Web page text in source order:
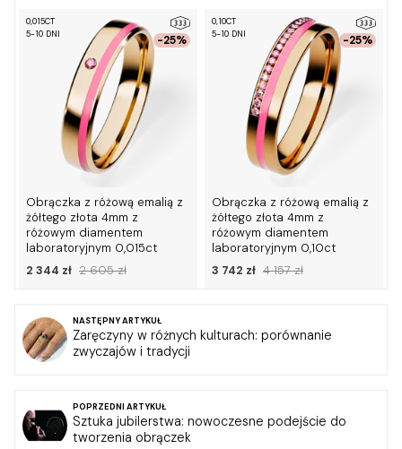
-25%
0,015CT
5-10 DNI
Obrączka z różową emalią z
żółtego złota 4mm z
różowym diamentem
laboratoryjnym 0,015ct
2 344 zł 2 605 zł
-25%
0,10CT
5-10 DNI
Obrączka z różową emalią z
żółtego złota 4mm z
różowym diamentem
laboratoryjnym 0,10ct
3 742 zł 4 157 zł
NASTĘPNY ARTYKUŁ
Zaręczyny w różnych kulturach: porównanie
zwyczajów i tradycji
POPRZEDNI ARTYKUŁ
Sztuka jubilerstwa: nowoczesne podejście do
tworzenia obrączek